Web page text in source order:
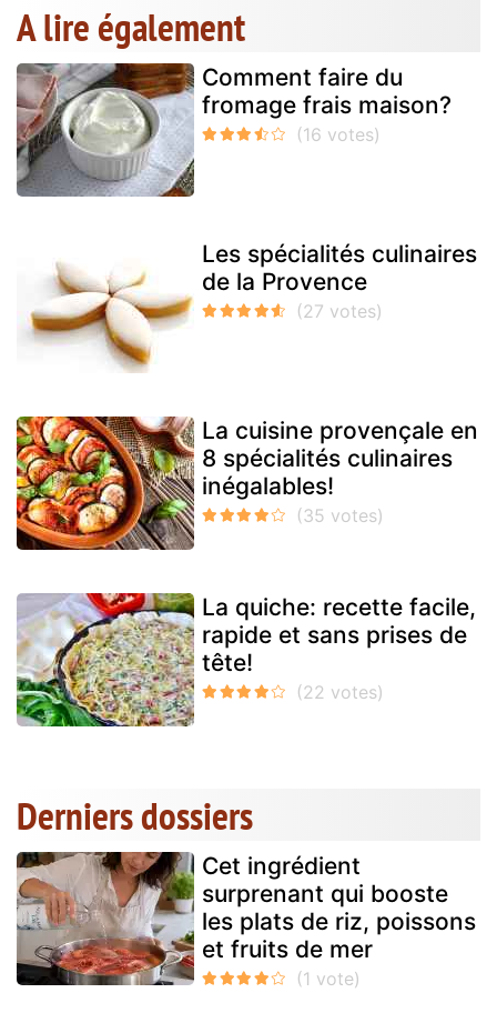
A lire également
Comment faire du
fromage frais maison?
Les spécialités culinaires
de la Provence
La cuisine provençale en
8 spécialités culinaires
inégalables!
La quiche: recette facile,
rapide et sans prises de
tête!
Derniers dossiers
Cet ingrédient
surprenant qui booste
les plats de riz, poissons
et fruits de mer